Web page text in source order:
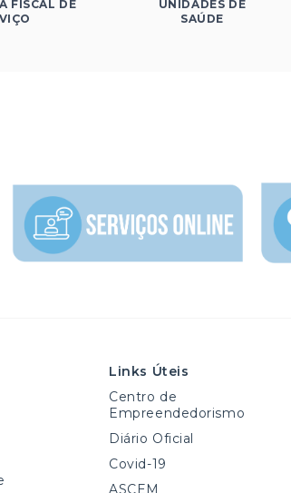
FISCAL DE
UNIDADES DE
SAÚDE
Links Úteis
Centro de
Empreendedorismo
Diário Oficial
Covid-19
ASCEM